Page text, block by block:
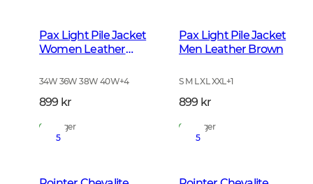
Pax Light Pile Jacket
Women Leather
34W 36W 38W 40W+4
899 kr
På lager
Pax Light Pile Jacket
Men Leather Brown
S M L XL XXL+1
899 kr
På lager
5
5